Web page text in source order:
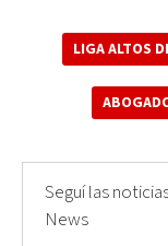
LIGA ALTOS
Seguí las
News